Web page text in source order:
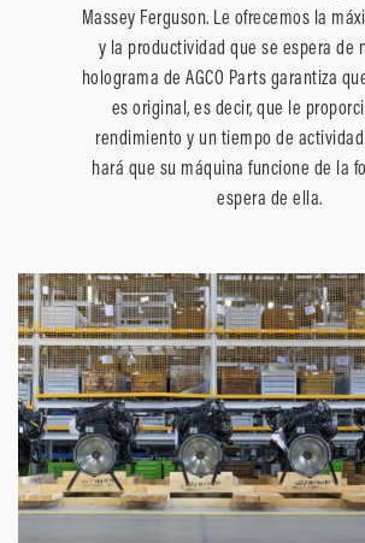
Massey Ferguson. Le ofrecemos la
y la productividad que se espera de
holograma de AGCO Parts garantiza
es original, es decir, que le
rendimiento y un tiempo de
hará que su máquina funcione de la
espera de ella.